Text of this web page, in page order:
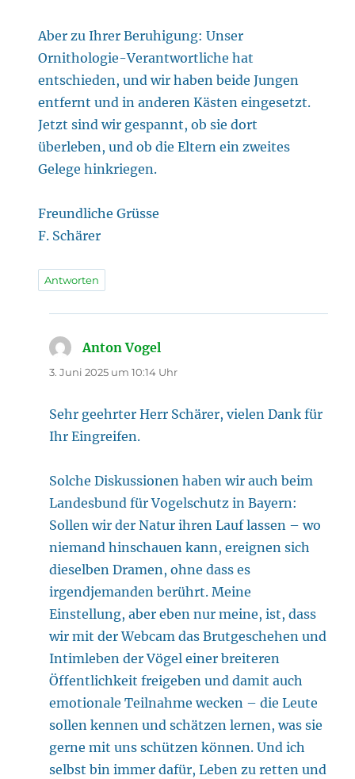
Aber zu Ihrer Beruhigung: Unser
Ornithologie-Verantwortliche hat
entschieden, und wir haben beide Jungen
entfernt und in anderen Kästen eingesetzt.
Jetzt sind wir gespannt, ob sie dort
überleben, und ob die Eltern ein zweites
Gelege hinkriegen.
Freundliche Grüsse
F. Schärer
Antworten
Anton Vogel
3. Juni 2025 um 10:14 Uhr
Sehr geehrter Herr Schärer, vielen Dank für
Ihr Eingreifen.
Solche Diskussionen haben wir auch beim
Landesbund für Vogelschutz in Bayern:
Sollen wir der Natur ihren Lauf lassen – wo
niemand hinschauen kann, ereignen sich
dieselben Dramen, ohne dass es
irgendjemanden berührt. Meine
Einstellung, aber eben nur meine, ist, dass
wir mit der Webcam das Brutgeschehen und
Intimleben der Vögel einer breiteren
Öffentlichkeit freigeben und damit auch
emotionale Teilnahme wecken – die Leute
sollen kennen und schätzen lernen, was sie
gerne mit uns schützen können. Und ich
selbst bin immer dafür, Leben zu retten und